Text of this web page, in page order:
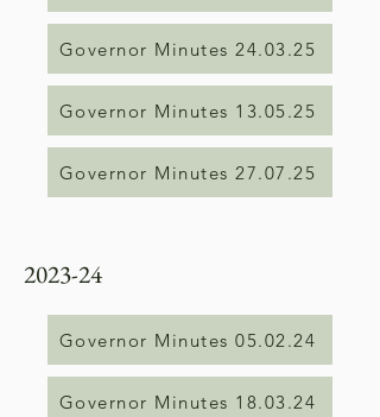
Governor Minutes 24.03.25
Governor Minutes 13.05.25
Governor Minutes 27.07.25
2023-24
Governor Minutes 05.02.24
Governor Minutes 18.03.24